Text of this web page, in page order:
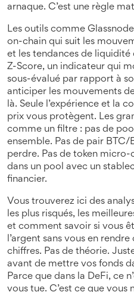
arnaque. C’est une règle
Les outils comme Glassnode
on-chain qui suit les
et les tendances de liquidité
Z-Score, un indicateur qui
sous-évalué par rapport à
anticiper les mouvements
là. Seule l’expérience et la
prix vous protègent. Les
comme un filtre : pas de
ensemble. Pas de pair BTC/
perdre. Pas de token
dans un pool avec un
financier.
Vous trouverez ici des
les plus risqués, les
et comment savoir si vous
l’argent sans vous en
chiffres. Pas de théorie.
avant de mettre vos fonds
Parce que dans la DeFi, ce
vous tue. C’est ce que vous